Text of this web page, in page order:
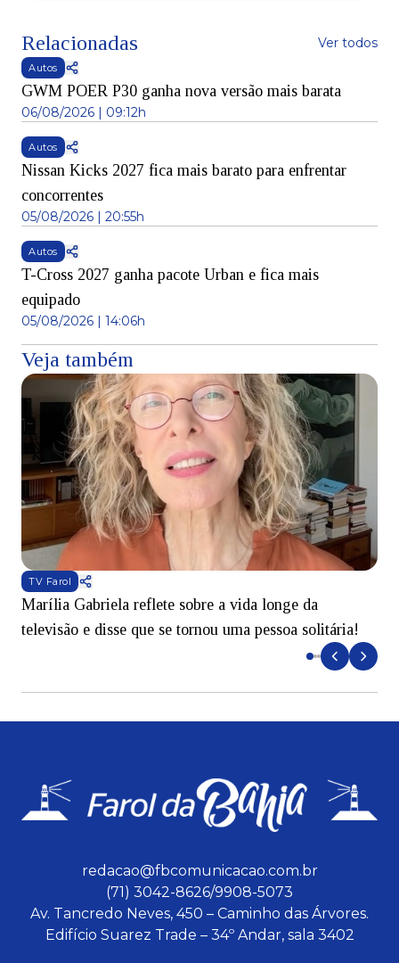
Relacionadas Ver todos
Autos
GWM POER P30 ganha nova versão mais barata
06/08/2026 | 09:12h
Autos
Nissan Kicks 2027 fica mais barato para enfrentar
concorrentes
05/08/2026 | 20:55h
Autos
T-Cross 2027 ganha pacote Urban e fica mais
equipado
05/08/2026 | 14:06h
Veja também
TV Farol
Marília Gabriela reflete sobre a vida longe da
televisão e disse que se tornou uma pessoa solitária!
redacao@fbcomunicacao.com.br
(71) 3042-8626/9908-5073
Av. Tancredo Neves, 450 – Caminho das Árvores.
Edifício Suarez Trade – 34º Andar, sala 3402